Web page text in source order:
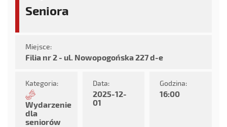
Seniora
Miejsce:
Filia nr 2 - ul. Nowopogońska 227 d-e
Kategoria:
Wydarzenie
dla
seniorów
Data:
2025-12-
01
Godzina:
16:00